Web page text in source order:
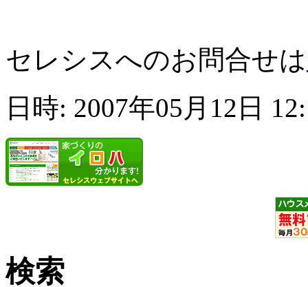
セレシスへのお問合せは
日時: 2007年05月12日
検索